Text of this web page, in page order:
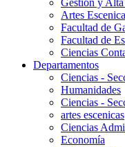
Gestión y
Artes
Facultad de
Facultad de
Ciencias
Departamentos
Ciencias -
Humanidades
Ciencias -
artes escenicas
Ciencias
Economía